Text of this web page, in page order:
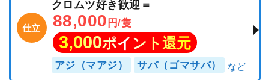
イズはFLまで。
続きを表示
（平日）コマセ五目釣りプラン＝アジ・